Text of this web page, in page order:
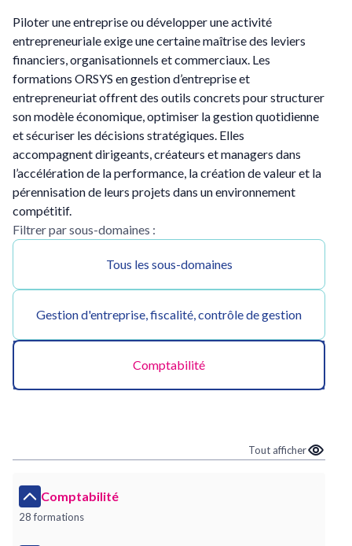
Piloter une entreprise ou développer une activité
entrepreneuriale exige une certaine maîtrise des leviers
financiers, organisationnels et commerciaux. Les
formations ORSYS en gestion d’entreprise et
entrepreneuriat offrent des outils concrets pour structurer
son modèle économique, optimiser la gestion quotidienne
et sécuriser les décisions stratégiques. Elles
accompagnent dirigeants, créateurs et managers dans
l’accélération de la performance, la création de valeur et la
pérennisation de leurs projets dans un environnement
compétitif.
Filtrer par sous-domaines :
Tous les sous-domaines
Gestion d'entreprise, fiscalité, contrôle de gestion
Comptabilité
Tout afficher
Comptabilité
28 formations